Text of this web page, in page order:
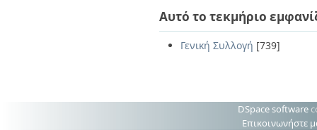
Αυτό το τεκμήριο
Γενική Συλλογή [739]
DSpace software
Επικοινωνήστε